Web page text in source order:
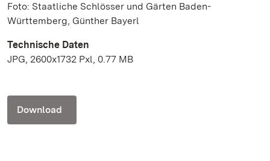
Foto: Staatliche Schlösser und Gärten Baden-
Württemberg, Günther Bayerl
Technische Daten
JPG, 2600x1732 Pxl, 0.77 MB
Download